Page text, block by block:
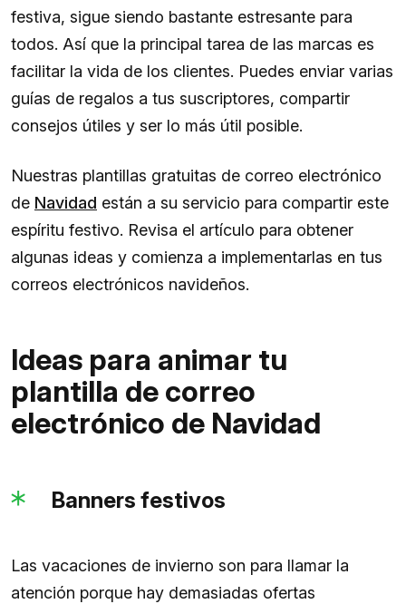
festiva, sigue siendo bastante estresante para
todos. Así que la principal tarea de las marcas es
facilitar la vida de los clientes. Puedes enviar varias
guías de regalos a tus suscriptores, compartir
consejos útiles y ser lo más útil posible.
Nuestras plantillas gratuitas de correo electrónico
de Navidad están a su servicio para compartir este
espíritu festivo. Revisa el artículo para obtener
algunas ideas y comienza a implementarlas en tus
correos electrónicos navideños.
Ideas para animar tu
plantilla de correo
electrónico de Navidad
Banners festivos
Las vacaciones de invierno son para llamar la
atención porque hay demasiadas ofertas